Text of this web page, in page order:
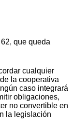
que queda
cualquier
la cooperativa
caso integrará
obligaciones,
no convertible en
la legislación